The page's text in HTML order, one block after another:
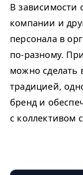
В зависимости
компании и
персонала в
по-разному.
можно сделать
традицией,
бренд и
с коллективом